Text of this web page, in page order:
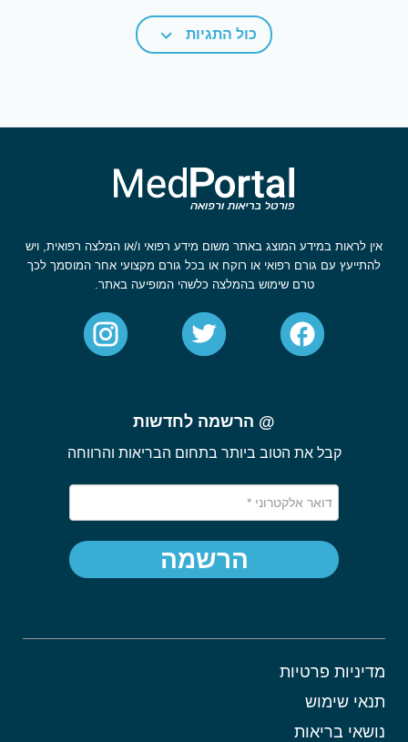
כול התגיות
אין לראות במידע המוצג באתר משום מידע רפואי ו/או המלצה רפואית, ויש
להתייעץ עם גורם רפואי או רוקח או בכל גורם מקצועי אחר המוסמך לכך
טרם שימוש בהמלצה כלשהי המופיעה באתר.
מדיניות פרטיות
תנאי שימוש
נושאי בריאות
@ הרשמה לחדשות
קבל את הטוב ביותר בתחום הבריאות והרווחה
הרשמה